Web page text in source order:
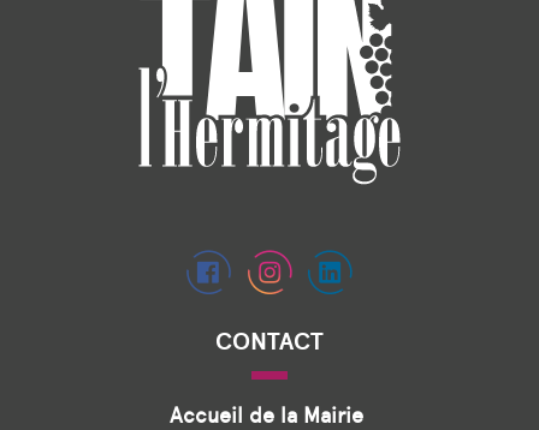
CONTACT
Accueil de la Mairie